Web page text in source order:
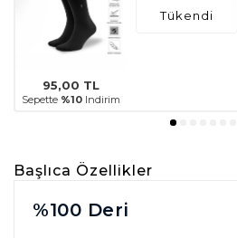
95,00 TL
Sepette %10Indirim
Tükendi
Başlıca Özellikler
%100 Deri